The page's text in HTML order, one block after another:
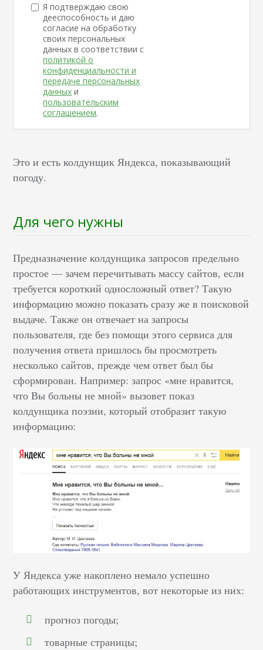
Я подтверждаю свою
дееспособность и даю
согласие на обработку
своих персональных
данных в соответствии с
политикой о
конфиденциальности и
передаче персональных
данных и
пользовательским
соглашением.
Это и есть колдунщик Яндекса, показывающий
погоду.
Для чего нужны
Предназначение колдунщика запросов предельно
простое — зачем перечитывать массу сайтов, если
требуется короткий односложный ответ? Такую
информацию можно показать сразу же в поисковой
выдаче. Также он отвечает на запросы
пользователя, где без помощи этого сервиса для
получения ответа пришлось бы просмотреть
несколько сайтов, прежде чем ответ был бы
сформирован. Например: запрос «мне нравится,
что Вы больны не мной» вызовет показ
колдунщика поэзии, который отобразит такую
информацию:
У Яндекса уже накоплено немало успешно
работающих инструментов, вот некоторые из них:
прогноз погоды;
товарные страницы;